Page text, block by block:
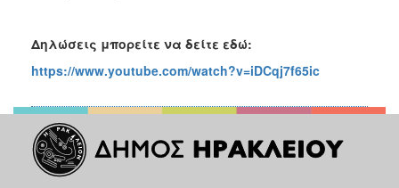
Δηλώσεις μπορείτε να δείτε εδώ:
https://www.youtube.com/watch?v=iDCqj7f65ic